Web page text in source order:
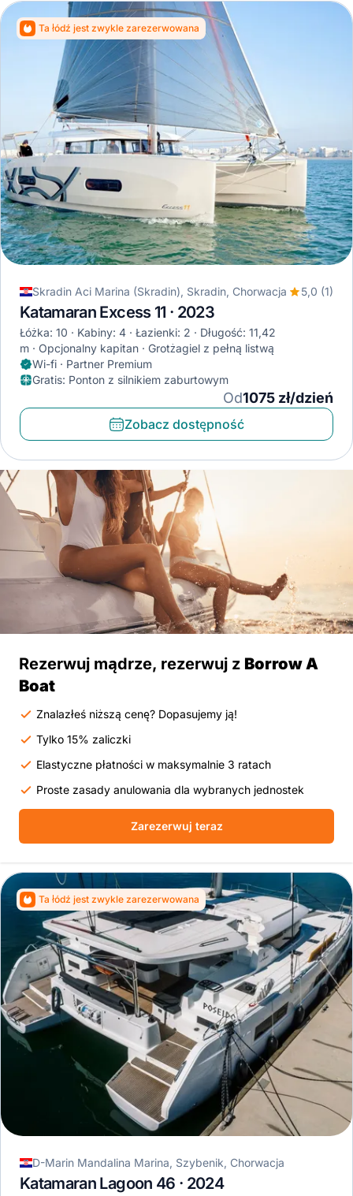
Ta łódź jest zwykle zarezerwowana
Skradin Aci Marina (Skradin), Skradin, Chorwacja 5,0 (1)
Katamaran Excess 11 · 2023
Łóżka: 10 Kabiny: 4 Łazienki: 2
Długość: 11,42
m
Opcjonalny kapitan
Grotżagiel z pełną listwą
Wi-fi · Partner Premium
Gratis: Ponton z silnikiem zaburtowym
Od1075 zł/dzień
Zobacz dostępność
Rezerwuj mądrze, rezerwuj z Borrow A
Boat
Znalazłeś niższą cenę? Dopasujemy ją!
Tylko 15% zaliczki
Elastyczne płatności w maksymalnie 3 ratach
Proste zasady anulowania dla wybranych jednostek
Zarezerwuj teraz
Ta łódź jest zwykle zarezerwowana
D-Marin Mandalina Marina, Szybenik, Chorwacja
Katamaran Lagoon 46 · 2024